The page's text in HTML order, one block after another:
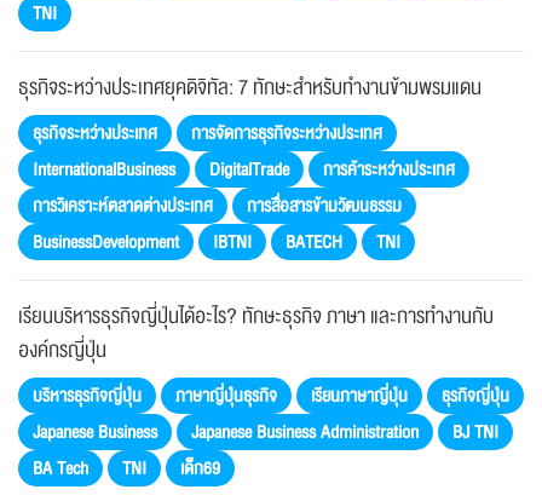
TNI
ธุรกิจระหว่างประเทศยุคดิจิทัล: 7 ทักษะสำหรับทำงานข้ามพรมแดน
ธุรกิจระหว่างประเทศ
การจัดการธุรกิจระหว่างประเทศ
InternationalBusiness
DigitalTrade
การค้าระหว่างประเทศ
การวิเคราะห์ตลาดต่างประเทศ
การสื่อสารข้ามวัฒนธรรม
BusinessDevelopment
IBTNI BATECH TNI
เรียนบริหารธุรกิจญี่ปุ่นได้อะไร? ทักษะธุรกิจ ภาษา และการทำงานกับ
องค์กรญี่ปุ่น
บริหารธุรกิจญี่ปุ่น ภาษาญี่ปุ่นธุรกิจ เรียนภาษาญี่ปุ่น
ธุรกิจญี่ปุ่น
Japanese Business
Japanese Business Administration
BJ TNI
BA Tech
TNI เด็ก69